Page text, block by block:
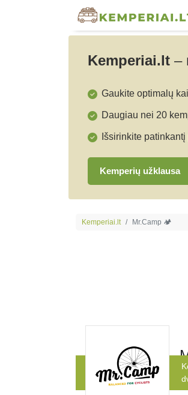
Kemperiai.lt –
Gaukite optimalų
Daugiau nei 20
Išsirinkite
Kemperių užklausa
Kemperiai.lt Mr.Camp 🏕